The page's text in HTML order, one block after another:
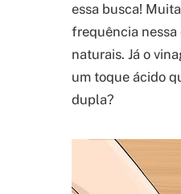
essa busca!
frequência nessa
naturais. Já o
um toque ácido
dupla?